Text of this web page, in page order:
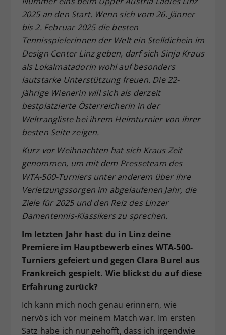
2025 an den Start. Wenn sich vom 26. Jänner
bis 2. Februar 2025 die besten
Tennisspielerinnen der Welt ein Stelldichein im
Design Center Linz geben, darf sich Sinja Kraus
als Lokalmatadorin wohl auf besonders
lautstarke Unterstützung freuen. Die 22-
jährige Wienerin will sich als derzeit
bestplatzierte Österreicherin in der
Weltrangliste bei ihrem Heimturnier von ihrer
besten Seite zeigen.
Kurz vor Weihnachten hat sich Kraus Zeit
genommen, um mit dem Presseteam des
WTA-500-Turniers unter anderem über ihre
Verletzungssorgen im abgelaufenen Jahr, die
Ziele für 2025 und den Reiz des Linzer
Damentennis-Klassikers zu sprechen.
Im letzten Jahr hast du in Linz deine
Premiere im Hauptbewerb eines WTA-500-
Turniers gefeiert und gegen Clara Burel aus
Frankreich gespielt. Wie blickst du auf diese
Erfahrung zurück?
Ich kann mich noch genau erinnern, wie
nervös ich vor meinem Match war. Im ersten
Satz habe ich nur gehofft, dass ich irgendwie
Zweck
Dieser Wert speichert Ihre Consent-
Einstellungen. Unter anderem eine
historische Speicherung Ihrer
vorgenommen Einstellungen, falls der
Webseiten-Betreiber dies eingestellt
hat.